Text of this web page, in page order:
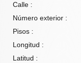
Calle :
Número exterior :
Pisos :
Longitud :
Latitud :